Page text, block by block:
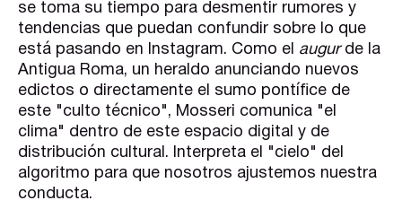
se toma su tiempo para desmentir rumores y
tendencias que puedan confundir sobre lo que
está pasando en Instagram. Como el augurde la
Antigua Roma, un heraldo anunciando nuevos
edictos o directamente el sumo pontífice de
este "culto técnico", Mosseri comunica "el
clima" dentro de este espacio digital y de
distribución cultural. Interpreta el "cielo" del
algoritmo para que nosotros ajustemos nuestra
conducta.